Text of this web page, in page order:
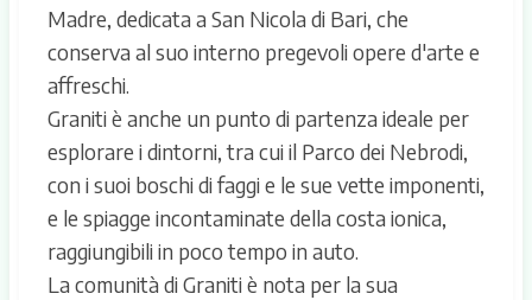
Madre, dedicata a San Nicola di Bari, che
conserva al suo interno pregevoli opere d'arte e
affreschi.
Graniti è anche un punto di partenza ideale per
esplorare i dintorni, tra cui il Parco dei Nebrodi,
con i suoi boschi di faggi e le sue vette imponenti,
e le spiagge incontaminate della costa ionica,
raggiungibili in poco tempo in auto.
La comunità di Graniti è nota per la sua